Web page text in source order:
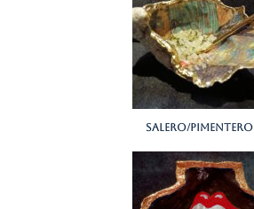
salero/pimentero